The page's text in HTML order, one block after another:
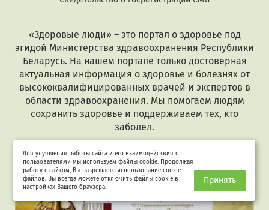
«Здоровые люди» – это портал о здоровье под
эгидой Министерства здравоохранения Республики
Беларусь. На нашем портале только достоверная
актуальная информация о здоровье и болезнях от
высококвалифицированных врачей и экспертов в
области здравоохранения. Мы помогаем людям
сохранить здоровье и поддерживаем тех, кто
заболел.
Для улучшения работы сайта и его взаимодействия с
пользователями мы используем файлы cookie. Продолжая
работу с сайтом, Вы разрешаете использование cookie-
файлов. Вы всегда можете отключить файлы cookie в
настройках Вашего браузера.
Принять